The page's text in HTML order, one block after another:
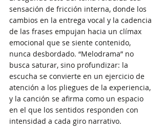
sensación de fricción interna, donde los
cambios en la entrega vocal y la cadencia
de las frases empujan hacia un clímax
emocional que se siente contenido,
nunca desbordado. “Melodrama” no
busca saturar, sino profundizar: la
escucha se convierte en un ejercicio de
atención a los pliegues de la experiencia,
y la canción se afirma como un espacio
en el que los sentidos responden con
intensidad a cada giro narrativo.